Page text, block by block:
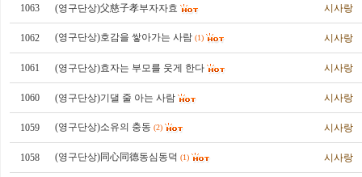
1063 (영구단상)父慈子孝부자자효 시사랑
1062 (영구단상)호감을 쌓아가는 사람 (1) 시사랑
1061 (영구단상)효자는 부모를 웃게 한다 시사랑
1060 (영구단상)기댈 줄 아는 사람 시사랑
1059 (영구단상)소유의 충동 (2) 시사랑
1058 (영구단상)同心同德동심동덕 (1) 시사랑